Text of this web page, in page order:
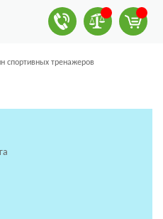
спортивных тренажеров